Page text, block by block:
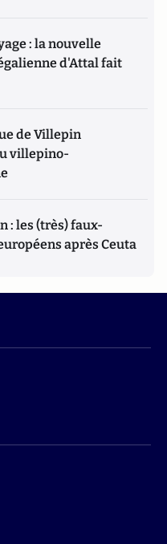
: la nouvelle
d'Attal fait
de Villepin
villepino-
: les (très) faux-
après Ceuta